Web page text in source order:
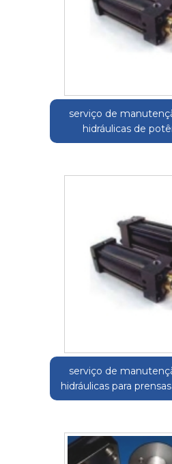
serviço de
hidráulicas de
serviço de
hidráulicas para